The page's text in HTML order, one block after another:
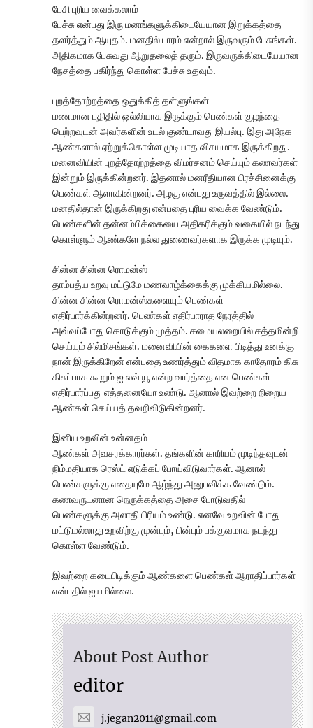
பேசி புரிய வைக்கலாம்
பேச்சு என்பது இரு மனங்களுக்கிடையேயான இறுக்கத்தை
தளர்த்தும் ஆயுதம். மனதில் பாரம் என்றால் இருவரும் பேசுங்கள்.
அதிகமாக பேசுவது ஆறுதலைத் தரும். இருவருக்கிடையேயான
நேசத்தை பகிர்ந்து கொள்ள பேச்சு உதவும்.
புறத்தோற்றத்தை ஒதுக்கித் தள்ளுங்கள்
மணமான புதிதில் ஒல்லியாக இருக்கும் பெண்கள் குழந்தை
பெற்றவுடன் அவர்களின் உடல் குண்டாவது இயல்பு. இது அநேக
ஆண்களால் ஏற்றுக்கொள்ள முடியாத விசயமாக இருக்கிறது.
மனைவியின் புறத்தோற்றத்தை விமர்சனம் செய்யும் கணவர்கள்
இன்றும் இருக்கின்றனர். இதனால் மனரீதியான பிரச்சினைக்கு
பெண்கள் ஆளாகின்றனர். அழகு என்பது உருவத்தில் இல்லை.
மனதில்தான் இருக்கிறது என்பதை புரிய வைக்க வேண்டும்.
பெண்களின் தன்னம்பிக்கையை அதிகரிக்கும் வகையில் நடந்து
கொள்ளும் ஆண்களே நல்ல துணைவர்களாக இருக்க முடியும்.
சின்ன சின்ன ரொமன்ஸ்
தாம்பத்ய உறவு மட்டுமே மணவாழ்க்கைக்கு முக்கியமில்லை.
சின்ன சின்ன ரொமன்ஸ்களையும் பெண்கள்
எதிர்பார்க்கின்றனர். பெண்கள் எதிர்பாராத நேரத்தில்
அவ்வப்போது கொடுக்கும் முத்தம். சமையலறையில் சத்தமின்றி
செய்யும் சில்மிசங்கள். மனைவியின் கைகளை பிடித்து உனக்கு
நான் இருக்கிறேன் என்பதை உணர்த்தும் விதமாக காதோரம் கிசு
கிசுப்பாக கூறும் ஐ லவ் யூ என்ற வார்த்தை என பெண்கள்
எதிர்பார்ப்பது எத்தனையோ உண்டு. ஆனால் இவற்றை நிறைய
ஆண்கள் செய்யத் தவறிவிடுகின்றனர்.
இனிய உறவின் உன்னதம்
ஆண்கள் அவசரக்காரர்கள். தங்களின் காரியம் முடிந்தவுடன்
நிம்மதியாக ரெஸ்ட் எடுக்கப் போய்விடுவார்கள். ஆனால்
பெண்களுக்கு எதையுமே ஆழ்ந்து அனுபவிக்க வேண்டும்.
கணவருடனான நெருக்கத்தை அசை போடுவதில்
பெண்களுக்கு அலாதி பிரியம் உண்டு. எனவே உறவின் போது
மட்டுமல்லாது உறவிற்கு முன்பும், பின்பும் பக்குவமாக நடந்து
கொள்ள வேண்டும்.
இவற்றை கடைபிடிக்கும் ஆண்களை பெண்கள் ஆராதிப்பார்கள்
என்பதில் ஐயமில்லை.
About Post Author
editor
j.jegan2011@gmail.com